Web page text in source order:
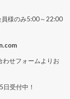
員様のみ5:00～22:00
わせフォームよりお
受付中！